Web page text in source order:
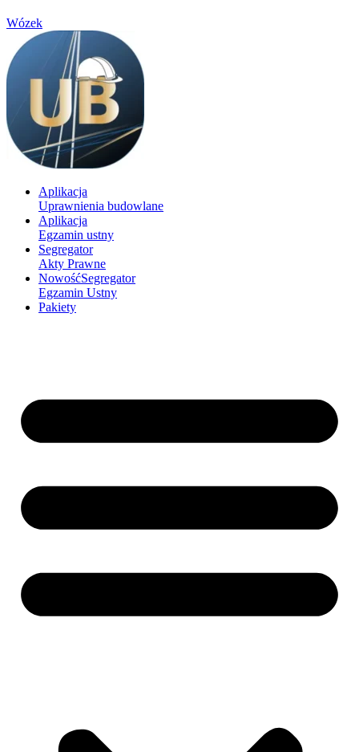
Wózek
Aplikacja
Uprawnienia budowlane
Aplikacja
Egzamin ustny
Segregator
Akty Prawne
NowośćSegregator
Egzamin Ustny
Pakiety